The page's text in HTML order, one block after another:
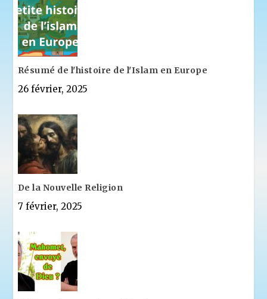
Résumé de l'histoire de l'Islam en Europe
26 février, 2025
De la Nouvelle Religion
7 février, 2025